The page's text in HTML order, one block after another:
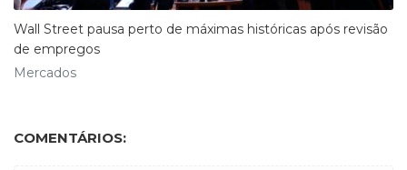
Wall Street pausa perto de máximas históricas após revisão
de empregos
Mercados
COMENTÁRIOS: